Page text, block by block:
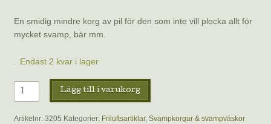
En smidig mindre korg av pil för den som inte vill plocka allt för
mycket svamp, bär mm.
Endast 2 kvar i lager
Svampkorg
rund
med
Lägg till i varukorg
Artikelnr: 3205 Kategorier: Friluftsartiklar, Svampkorgar & svampväskor